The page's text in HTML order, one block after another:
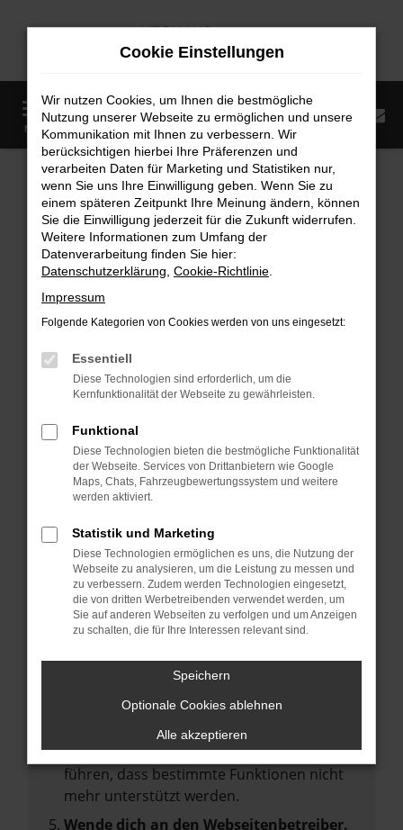
Zum
MENÜ
Startseite Fahrzeugangebote Fahrzeugmarkt
Fahrzeugmarkt
Fehler: Network Error
Beim Laden ist ein Fehler aufgetreten.
Hier sind ein paar Tipps, die dir helfen können:
Überprüfe deine Firewall und deine
Internetverbindung.
deine Suchmaschine?
Prüfe deine Browsererweiterungen.
Manche Erweiterungen, wie Werbeblocker,
können das Laden bestimmter Seiten
anderen Browser oder in einem privaten
Fenster?
Starte dein Gerät neu.
Das kann manchmal helfen,
vorübergehende Probleme zu beheben.
Stelle sicher, dass dein Browser und dein
Betriebssystem auf dem neuesten Stand
Veraltete Software birgt nicht nur ein
Sicherheitsrisiko, sondern kann auch dazu
führen, dass bestimmte Funktionen nicht
mehr unterstützt werden.
Wende dich an den Webseitenbetreiber.
Cookie Einstellungen
Wir nutzen Cookies, um Ihnen die bestmögliche
Nutzung unserer Webseite zu ermöglichen und unsere
Kommunikation mit Ihnen zu verbessern. Wir
berücksichtigen hierbei Ihre Präferenzen und
verarbeiten Daten für Marketing und Statistiken nur,
wenn Sie uns Ihre Einwilligung geben. Wenn Sie zu
einem späteren Zeitpunkt Ihre Meinung ändern, können
Sie die Einwilligung jederzeit für die Zukunft widerrufen.
Weitere Informationen zum Umfang der
Datenverarbeitung finden Sie hier:
Datenschutzerklärung Cookie-Richtlinie
Impressum
Folgende Kategorien von Cookies werden von uns eingesetzt:
Essentiell
Diese Technologien sind erforderlich, um die
Kernfunktionalität der Webseite zu gewährleisten.
Funktional
Diese Technologien bieten die bestmögliche Funktionalität
der Webseite. Services von Drittanbietern wie Google
Maps, Chats, Fahrzeugbewertungssystem und weitere
werden aktiviert.
Statistik und Marketing
Diese Technologien ermöglichen es uns, die Nutzung der
Webseite zu analysieren, um die Leistung zu messen und
zu verbessern. Zudem werden Technologien eingesetzt,
die von dritten Werbetreibenden verwendet werden, um
Sie auf anderen Webseiten zu verfolgen und um Anzeigen
zu schalten, die für Ihre Interessen relevant sind.
Speichern
Optionale Cookies ablehnen
Alle akzeptieren